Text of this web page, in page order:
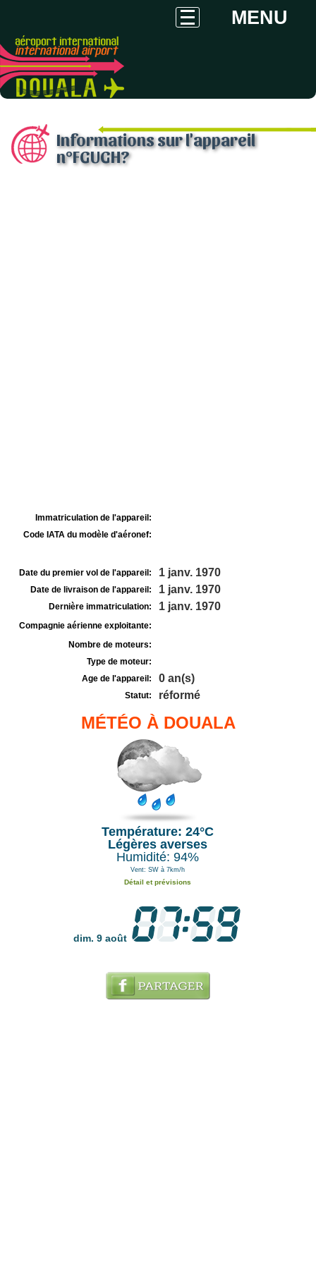
MENU
Informations sur l'appareil
n°FGUGH?
Immatriculation de l'appareil:
Code IATA du modèle d'aéronef:
Date du premier vol de l'appareil: 1 janv. 1970
Date de livraison de l'appareil: 1 janv. 1970
Dernière immatriculation: 1 janv. 1970
Compagnie aérienne exploitante:
Nombre de moteurs:
Type de moteur:
Age de l'appareil:
0 an(s)
Statut: réformé
MÉTÉO À DOUALA
Température: 24°C
Légères averses
Humidité: 94%
Vent: SW à 7km/h
Détail et prévisions
dim. 9 août